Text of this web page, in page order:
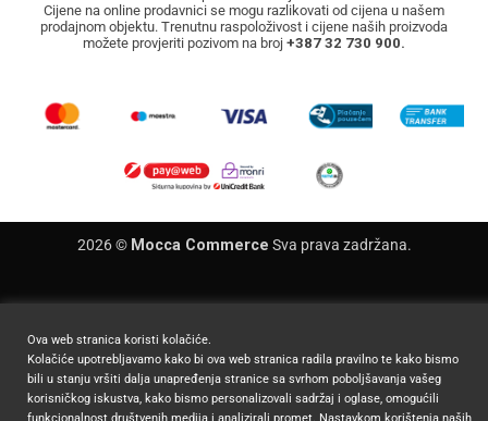
Cijene na online prodavnici se mogu razlikovati od cijena u našem
prodajnom objektu. Trenutnu raspoloživost i cijene naših proizvoda
možete provjeriti pozivom na broj +387 32 730 900.
2026 © Mocca Commerce Sva prava zadržana.
Ova web stranica koristi kolačiće.
Kolačiće upotrebljavamo kako bi ova web stranica radila pravilno te kako bismo
bili u stanju vršiti dalja unapređenja stranice sa svrhom poboljšavanja vašeg
korisničkog iskustva, kako bismo personalizovali sadržaj i oglase, omogućili